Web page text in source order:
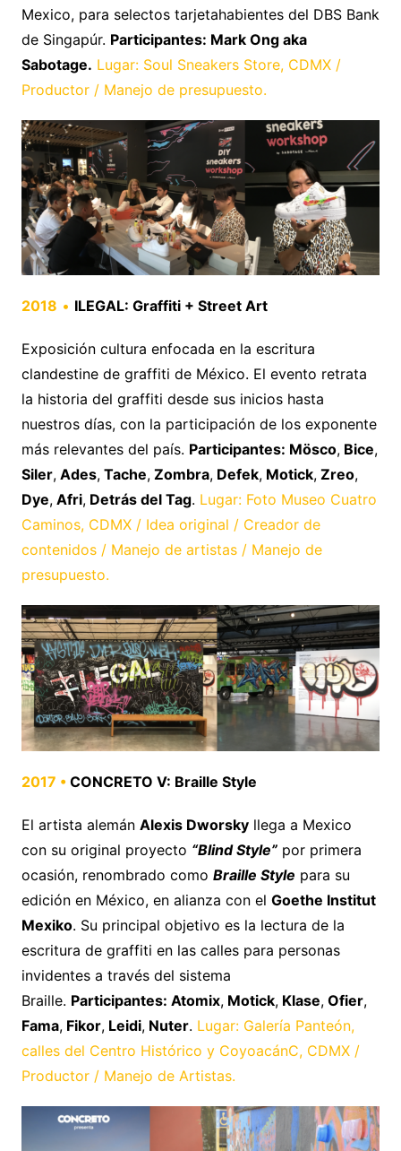
Mexico, para selectos tarjetahabientes del DBS Bank
de Singapúr. Participantes: Mark Ong aka
Sabotage. Lugar: Soul Sneakers Store, CDMX /
Productor / Manejo de presupuesto.
2018 • ILEGAL: Graffiti + Street Art
Exposición cultura enfocada en la escritura
clandestine de graffiti de México. El evento retrata
la historia del graffiti desde sus inicios hasta
nuestros días, con la participación de los exponente
más relevantes del país. Participantes: Mösco,Bice,
Siler,Ades,Tache,Zombra,Defek,Motick,Zreo,
Dye,Afri,Detrás del Tag. Lugar: Foto Museo Cuatro
Caminos, CDMX / Idea original / Creador de
contenidos / Manejo de artistas / Manejo de
presupuesto.
2017 • CONCRETO V: Braille Style
El artista alemán Alexis Dworskyllega a Mexico
con su original proyecto “Blind Style”por primera
ocasión, renombrado como Braille Style para su
edición en México, en alianza con el Goethe Institut
Mexiko. Su principal objetivo es la lectura de la
escritura de graffiti en las calles para personas
invidentes a través del sistema
Braille. Participantes: Atomix,Motick,Klase,Ofier,
Fama,Fikor,Leidi,Nuter. Lugar: Galería Panteón,
calles del Centro Histórico y CoyoacánC, CDMX /
Productor / Manejo de Artistas.